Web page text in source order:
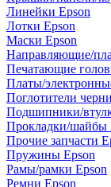
Линейки Epson
Лотки Epson
Маски Epson
Направляющие/
Печатающие
Платы/
Поглотители
Подшипники/
Прокладки/шайбы
Прочие запчасти
Пружины Epson
Рамы/рамки Epson
Ремни Epson